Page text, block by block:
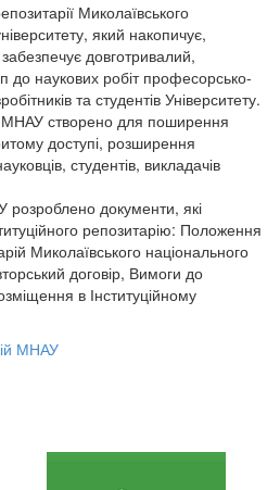
Миколаївського
який накопичує,
довготривалий,
до наукових робіт професорсько-
та студентів Університету.
МНАУ створено для поширення
доступі, розширення
студентів, викладачів
розроблено документи, які
репозитарію: Положення
Миколаївського національного
договір, Вимоги до
в Інституційному
МНАУ